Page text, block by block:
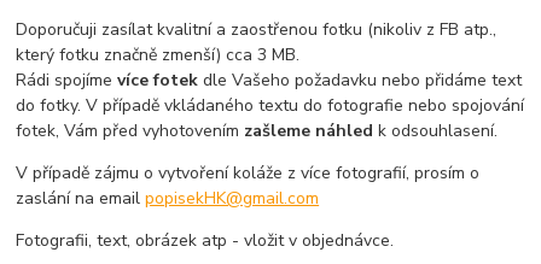
Doporučuji zasílat kvalitní a zaostřenou fotku (nikoliv z FB atp.,
který fotku značně zmenší) cca 3 MB.
Rádi spojímevíce fotek dle Vašeho požadavku nebo přidáme text
do fotky. V případě vkládaného textu do fotografie nebo spojování
fotek, Vám před vyhotovením zašleme náhled k odsouhlasení.
V případě zájmu o vytvoření koláže z více fotografií, prosím o
zaslání na emailpopisekHK@gmail.com
Fotografii, text, obrázek atp - vložit v objednávce.